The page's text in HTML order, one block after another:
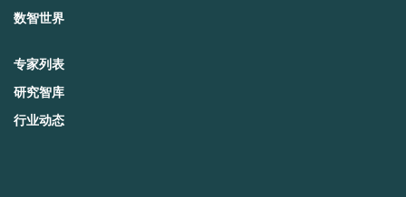
数智世界
专家列表
研究智库
行业动态